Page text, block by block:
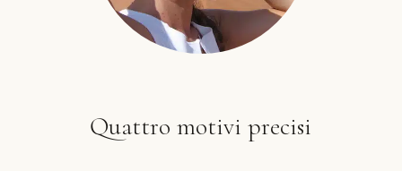
Quattro motivi precisi